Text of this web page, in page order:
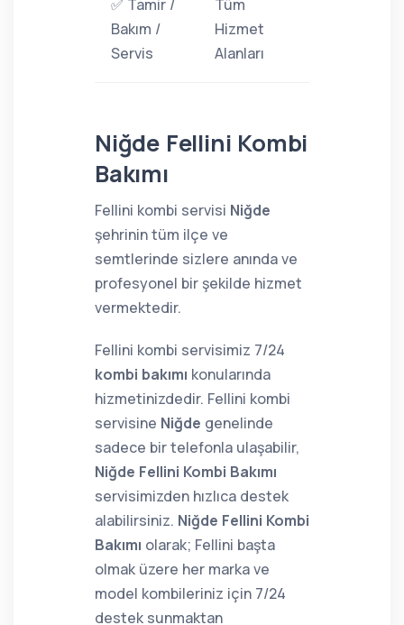
✅ Tamir /
Bakım /
Servis
Tüm
Hizmet
Alanları
Niğde Fellini Kombi
Bakımı
Fellini kombi servisi Niğde
şehrinin tüm ilçe ve
semtlerinde sizlere anında ve
profesyonel bir şekilde hizmet
vermektedir.
Fellini kombi servisimiz 7/24
kombi bakımı konularında
hizmetinizdedir. Fellini kombi
servisine Niğde genelinde
sadece bir telefonla ulaşabilir,
Niğde Fellini Kombi Bakımı
servisimizden hızlıca destek
alabilirsiniz. Niğde Fellini Kombi
Bakımı olarak; Fellini başta
olmak üzere her marka ve
model kombileriniz için 7/24
destek sunmaktan